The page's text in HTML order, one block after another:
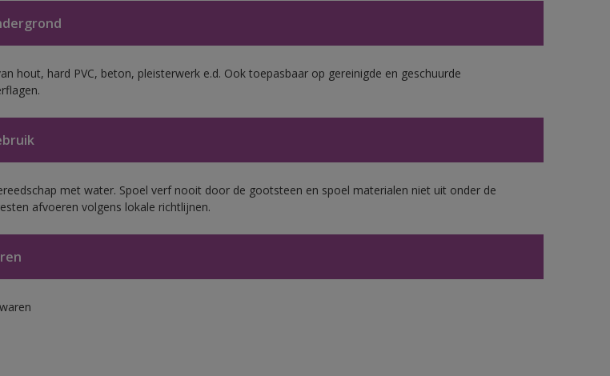
hout, hard PVC, beton, pleisterwerk e.d. Ook toepasbaar op gereinigde en geschuurde
met water. Spoel verf nooit door de gootsteen en spoel materialen niet uit onder de
afvoeren volgens lokale richtlijnen.